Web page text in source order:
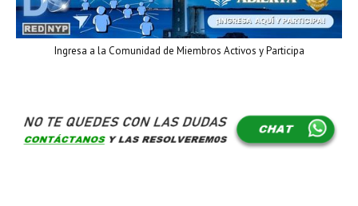
Ingresa a la Comunidad de Miembros Activos y Participa